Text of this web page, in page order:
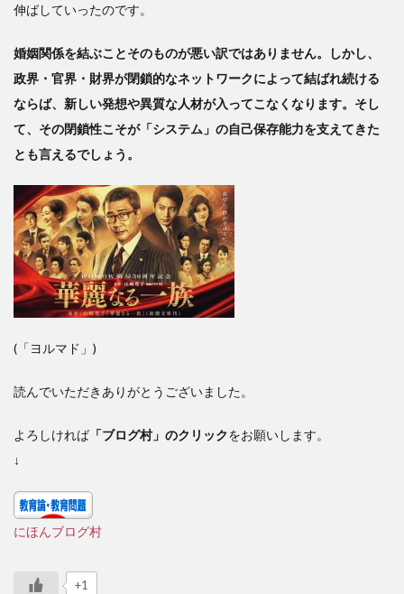
伸ばしていったのです。
婚姻関係を結ぶことそのものが悪い訳ではありません。しかし、
政界・官界・財界が閉鎖的なネットワークによって結ばれ続ける
ならば、新しい発想や異質な人材が入ってこなくなります。そし
て、その閉鎖性こそが「システム」の自己保存能力を支えてきた
とも言えるでしょう。
(「ヨルマド」)
読んでいただきありがとうございました。
よろしければ 「ブログ村」のクリックをお願いします。
↓
にほんブログ村
+1